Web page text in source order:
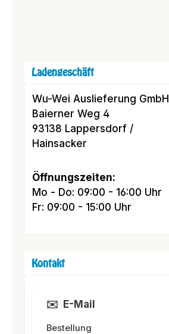
Ladengeschäft
Wu-Wei Auslieferung GmbH
Baierner Weg 4
93138 Lappersdorf /
Hainsacker
Öffnungszeiten:
Mo - Do: 09:00 - 16:00 Uhr
Fr: 09:00 - 15:00 Uhr
Kontakt
✉️ E-Mail
Bestellung